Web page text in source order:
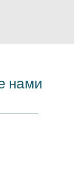
нами